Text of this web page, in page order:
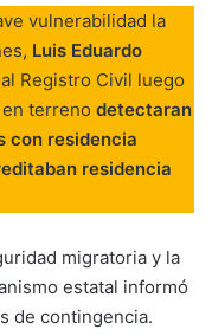
vulnerabilidad la
Luis Eduardo
Registro Civil luego
terreno detectaran
con residencia
residencia
migratoria y la
estatal informó
de contingencia.